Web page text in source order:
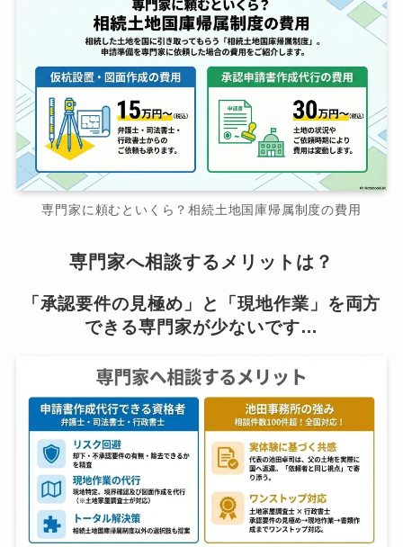
専門家に頼むといくら？相続土地国庫帰属制度の費用
専門家へ相談するメリットは？
「承認要件の見極め」と「現地作業」を両方
できる専門家が少ないです…